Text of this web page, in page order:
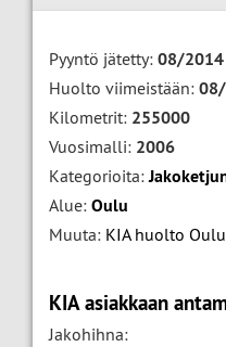
Pyyntö jätetty: 08/2014
Huolto viimeistään:
Kilometrit: 255000
Vuosimalli: 2006
Kategorioita:
Alue: Oulu
Muuta: KIA huolto Oulu
KIA asiakkaan
Jakohihna: